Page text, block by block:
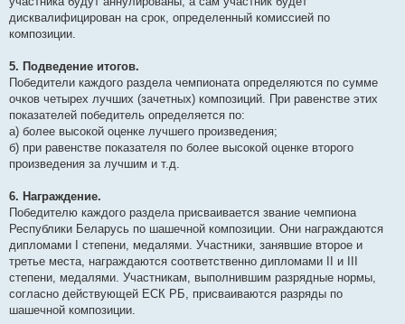
дисквалифицирован на срок, определенный комиссией по
композиции.
5. Подведение итогов.
Победители каждого раздела чемпионата определяются по сумме
очков четырех лучших (зачетных) композиций. При равенстве этих
показателей победитель определяется по:
а) более высокой оценке лучшего произведения;
б) при равенстве показателя по более высокой оценке второго
произведения за лучшим и т.д.
6. Награждение.
Победителю каждого раздела присваивается звание чемпиона
Республики Беларусь по шашечной композиции. Они награждаются
дипломами I степени, медалями. Участники, занявшие второе и
третье места, награждаются соответственно дипломами II и III
степени, медалями. Участникам, выполнившим разрядные нормы,
согласно действующей ЕСК РБ, присваиваются разряды по
шашечной композиции.